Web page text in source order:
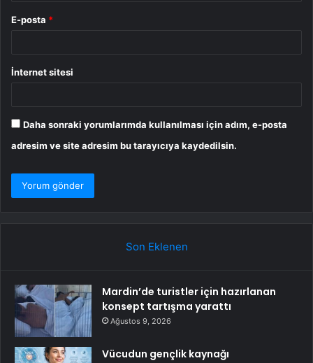
E-posta *
İnternet sitesi
Daha sonraki yorumlarımda kullanılması için adım, e-posta
adresim ve site adresim bu tarayıcıya kaydedilsin.
Son Eklenen
Mardin’de turistler için hazırlanan
konsept tartışma yarattı
Ağustos 9, 2026
Vücudun gençlik kaynağı